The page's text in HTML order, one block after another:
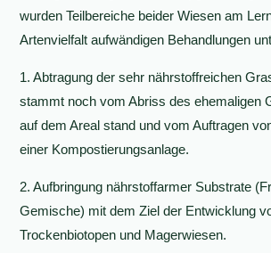
wurden Teilbereiche beider Wiesen am
Artenvielfalt aufwändigen Behandlungen
1. Abtragung der sehr nährstoffreichen
stammt noch vom Abriss des ehemaligen
auf dem Areal stand und vom Auftragen
einer Kompostierungsanlage.
2. Aufbringung nährstoffarmer Substrate
Gemische) mit dem Ziel der Entwicklung
Trockenbiotopen und Magerwiesen.